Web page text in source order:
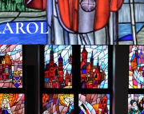
Karol Nowak